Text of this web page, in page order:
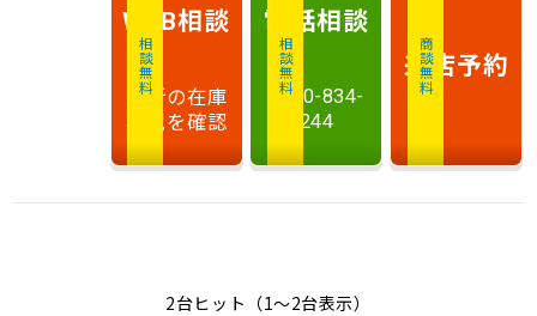
相談無料
WEB相談
最新の在庫
状況を確認
相談無料
電話相談
0120-834-
244
商談無料
来店予約
2台ヒット（1〜2台表示）